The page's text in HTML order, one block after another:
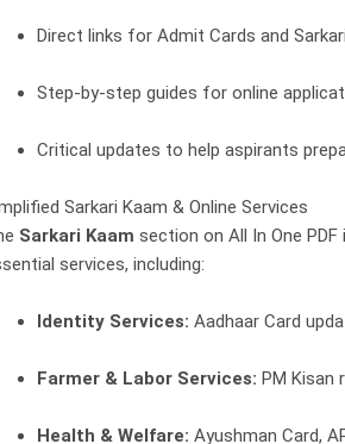
Direct links for Admit Cards and
Step-by-step guides for online
Critical updates to help aspirants
Sarkari Kaam & Online Services
Sarkari Kaam section on All In One
services, including:
Identity Services: Aadhaar Card
Farmer & Labor Services: PM Kisan
Health & Welfare: Ayushman Card,